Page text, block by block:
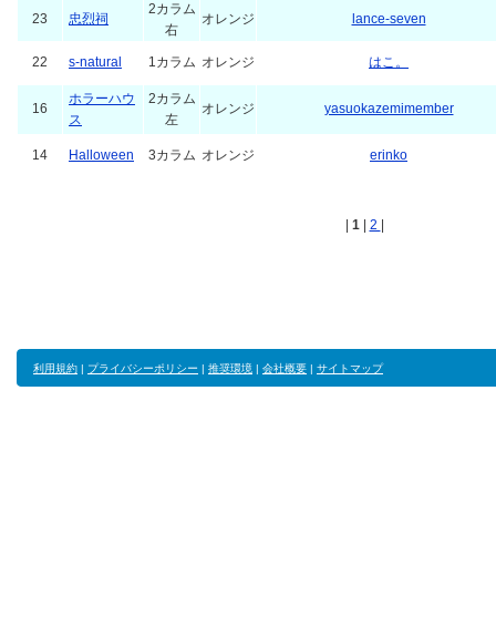
23 忠烈祠
2カラム
右
オレンジ lance-seven
22 s-natural 1カラム オレンジ はこ。
16
ホラーハウ
ス
2カラム
左
オレンジ yasuokazemimember
14 Halloween 3カラム オレンジ erinko
1 2
利用規約 | プライバシーポリシー | 推奨環境 | 会社概要 | サイトマップ